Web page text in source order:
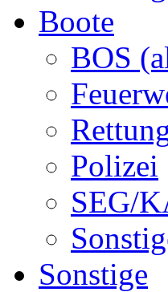
Boote
BOS
Polizei
SEG/
Sonstige